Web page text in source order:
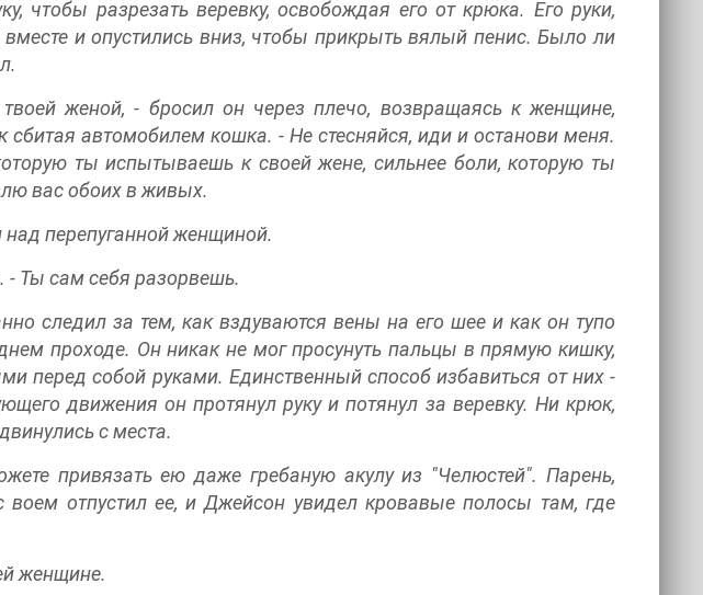
чтобы разрезать веревку, освобождая его от крюка. Его руки,
и опустились вниз, чтобы прикрыть вялый пенис. Было ли
женой, - бросил он через плечо, возвращаясь к женщине,
сбитая автомобилем кошка. - Не стесняйся, иди и останови меня.
ты испытываешь к своей жене, сильнее боли, которую ты
вас обоих в живых.
над перепуганной женщиной.
- Ты сам себя разорвешь.
следил за тем, как вздуваются вены на его шее и как он тупо
проходе. Он никак не мог просунуть пальцы в прямую кишку,
перед собой руками. Единственный способ избавиться от них -
движения он протянул руку и потянул за веревку. Ни крюк,
с места.
привязать ею даже гребаную акулу из "Челюстей". Парень,
отпустил еe, и Джейсон увидел кровавые полосы там, где
женщине.